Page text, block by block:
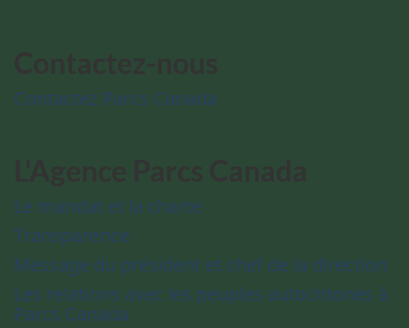
Contactez Parcs Canada
Le mandat et la charte
Transparence
Message du président et chef de la direction
Les relations avec les peuples autochtones à
Parcs Canada